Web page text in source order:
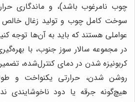
چوب نامرغوب باشد)، و ماندگاری
سوخت کامل چوب و تولید زغال خالص
عواملی هستند که باید به آن‌ها توجه
در مجموعه سالار سوز جنوب، با
کربونیزه شدن در دمای کنترل‌شده،
روشن شدن، حرارتی یکنواخت و
هیچ‌گونه جرقه یا دود ناخوشایندی